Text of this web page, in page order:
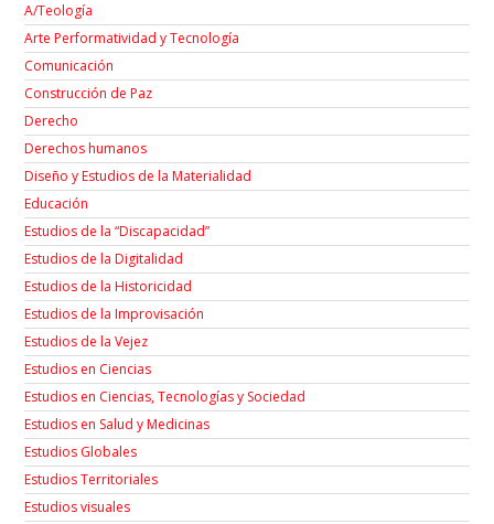
A/Teología
Arte Performatividad y Tecnología
Comunicación
Construcción de Paz
Derecho
Derechos humanos
Diseño y Estudios de la Materialidad
Educación
Estudios de la “Discapacidad”
Estudios de la Digitalidad
Estudios de la Historicidad
Estudios de la Improvisación
Estudios de la Vejez
Estudios en Ciencias
Estudios en Ciencias, Tecnologías y Sociedad
Estudios en Salud y Medicinas
Estudios Globales
Estudios Territoriales
Estudios visuales